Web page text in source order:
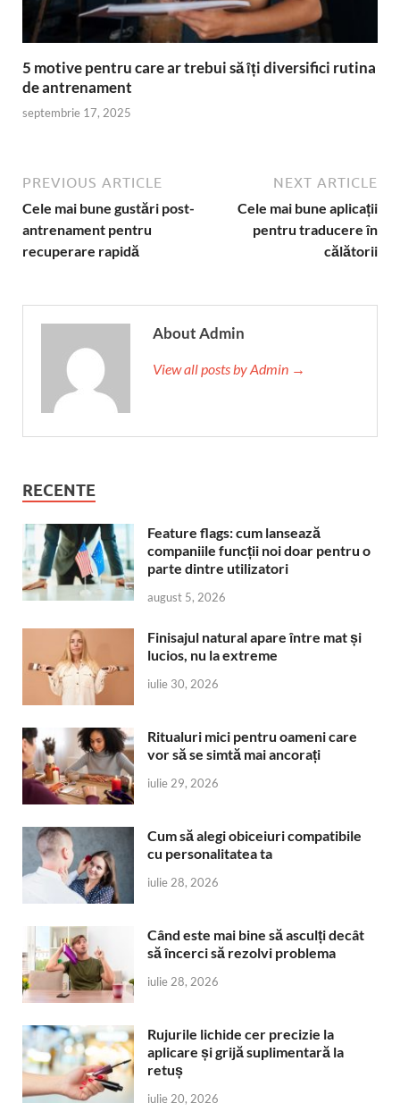
5 motive pentru care ar trebui să îți diversifici rutina
de antrenament
septembrie 17, 2025
PREVIOUS ARTICLE
Cele mai bune gustări post-
antrenament pentru
recuperare rapidă
NEXT ARTICLE
Cele mai bune aplicații
pentru traducere în
călătorii
About Admin
View all posts by Admin →
RECENTE
Feature flags: cum lansează
companiile funcții noi doar pentru o
parte dintre utilizatori
august 5, 2026
Finisajul natural apare între mat și
lucios, nu la extreme
iulie 30, 2026
Ritualuri mici pentru oameni care
vor să se simtă mai ancorați
iulie 29, 2026
Cum să alegi obiceiuri compatibile
cu personalitatea ta
iulie 28, 2026
Când este mai bine să asculți decât
să încerci să rezolvi problema
iulie 28, 2026
Rujurile lichide cer precizie la
aplicare și grijă suplimentară la
retuș
iulie 20, 2026